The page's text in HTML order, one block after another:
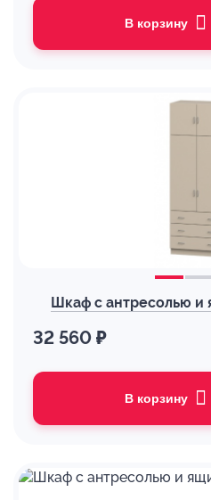
В корзину
Шкаф с антресолью
32 560 ₽
В корзину